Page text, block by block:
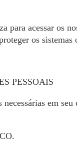
acessar os
os
PESSOAIS
em